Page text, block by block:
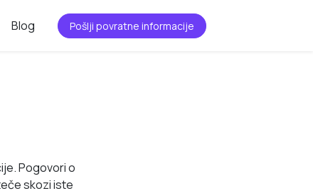
Blog Pošlji povratne informacije
Pogovori o
skozi iste